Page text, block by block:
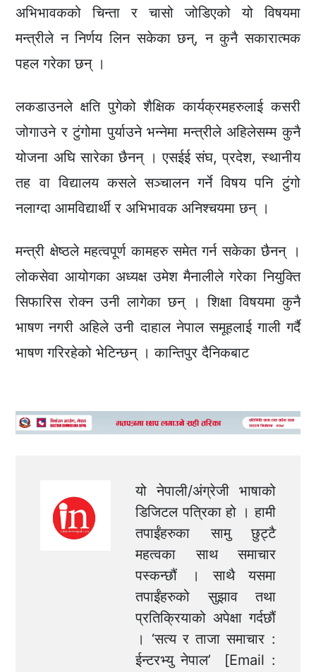
अभिभावकको चिन्ता र चासो जोडिएको यो विषयमा
मन्त्रीले न निर्णय लिन सकेका छन्, न कुनै सकारात्मक
पहल गरेका छन् ।
लकडाउनले क्षति पुगेको शैक्षिक कार्यक्रमहरुलाई कसरी
जोगाउने र टुंगोमा पुर्याउने भन्नेमा मन्त्रीले अहिलेसम्म कुनै
योजना अघि सारेका छैनन् । एसईई संघ, प्रदेश, स्थानीय
तह वा विद्यालय कसले सञ्चालन गर्ने विषय पनि टुंगो
नलाग्दा आमविद्यार्थी र अभिभावक अनिश्चयमा छन् ।
मन्त्री क्षेष्ठले महत्वपूर्ण कामहरु समेत गर्न सकेका छैनन् ।
लोकसेवा आयोगका अध्यक्ष उमेश मैनालीले गरेका नियुक्ति
सिफारिस रोक्न उनी लागेका छन् । शिक्षा विषयमा कुनै
भाषण नगरी अहिले उनी दाहाल नेपाल समूहलाई गाली गर्दै
भाषण गरिरहेको भेटिन्छन् । कान्तिपुर दैनिकबाट
यो नेपाली/अंग्रेजी भाषाको
डिजिटल पत्रिका हो । हामी
तपाईंहरुका सामु छुट्टै
महत्वका साथ समाचार
पस्कन्छौं । साथै यसमा
तपाईंहरुको सुझाव तथा
प्रतिक्रियाको अपेक्षा गर्दछौं
। ‘सत्य र ताजा समाचार :
ईन्टरभ्यु नेपाल’ [Email :